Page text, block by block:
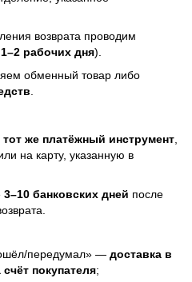
возврата проводим
1–2 рабочих дня).
обменный товар либо
тот же платёжный инструмент
на карту, указанную в
3–10 банковских дней после
передумал» — доставка в
покупателя;